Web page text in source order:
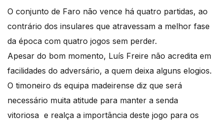
O conjunto de Faro não vence há quatro partidas, ao
contrário dos insulares que atravessam a melhor fase
da época com quatro jogos sem perder.
Apesar do bom momento, Luís Freire não acredita em
facilidades do adversário, a quem deixa alguns elogios.
O timoneiro ds equipa madeirense diz que será
necessário muita atitude para manter a senda
vitoriosa e realça a importância deste jogo para os